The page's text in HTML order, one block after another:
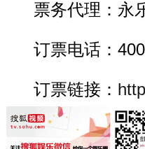
票务代理：永
订票电话：
订票链接：